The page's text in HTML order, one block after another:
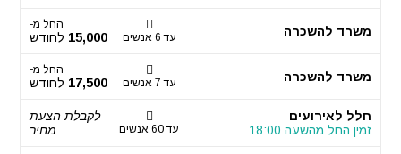
משרד להשכרה עד 6 אנשים
החל מ-
15,000 לחודש
משרד להשכרה עד 7 אנשים
החל מ-
17,500 לחודש
חלל לאירועים
זמין החל מהשעה 18:00
עד 60 אנשים
לקבלת הצעת
מחיר